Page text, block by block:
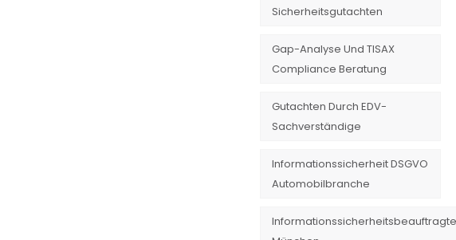
Sicherheitsgutachten
Gap-Analyse Und TISAX
Compliance Beratung
Gutachten Durch EDV-
Sachverständige
Informationssicherheit DSGVO
Automobilbranche